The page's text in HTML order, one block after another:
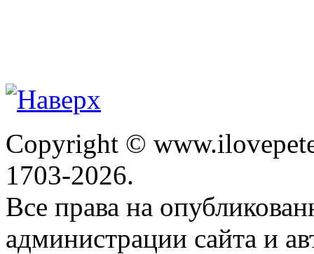
Copyright ©
1703-2026.
Все права на
администрации сайта и